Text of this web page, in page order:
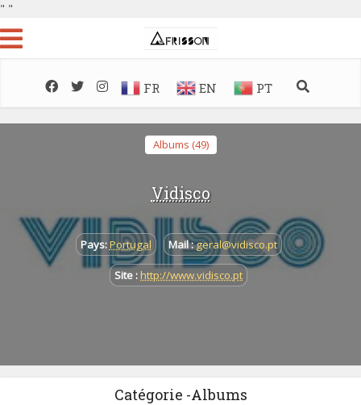
" "
FR EN PT
Albums (49)
Vidisco
Pays:Portugal Mail :geral@vidisco.pt
Site :http://www.vidisco.pt
Catégorie -Albums